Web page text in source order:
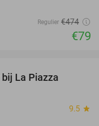
Regulier €474
€79
La Piazza
9.5 star